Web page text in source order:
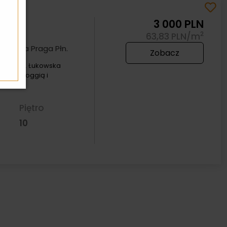
na Praga Płn.
Płn ul. Łukowska
z loggią i
Piętro
10
3 000 PLN
63,83 PLN/m2
Zobacz